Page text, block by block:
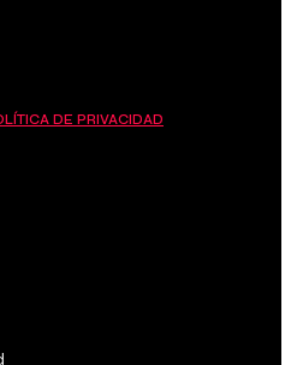
DE PRIVACIDAD